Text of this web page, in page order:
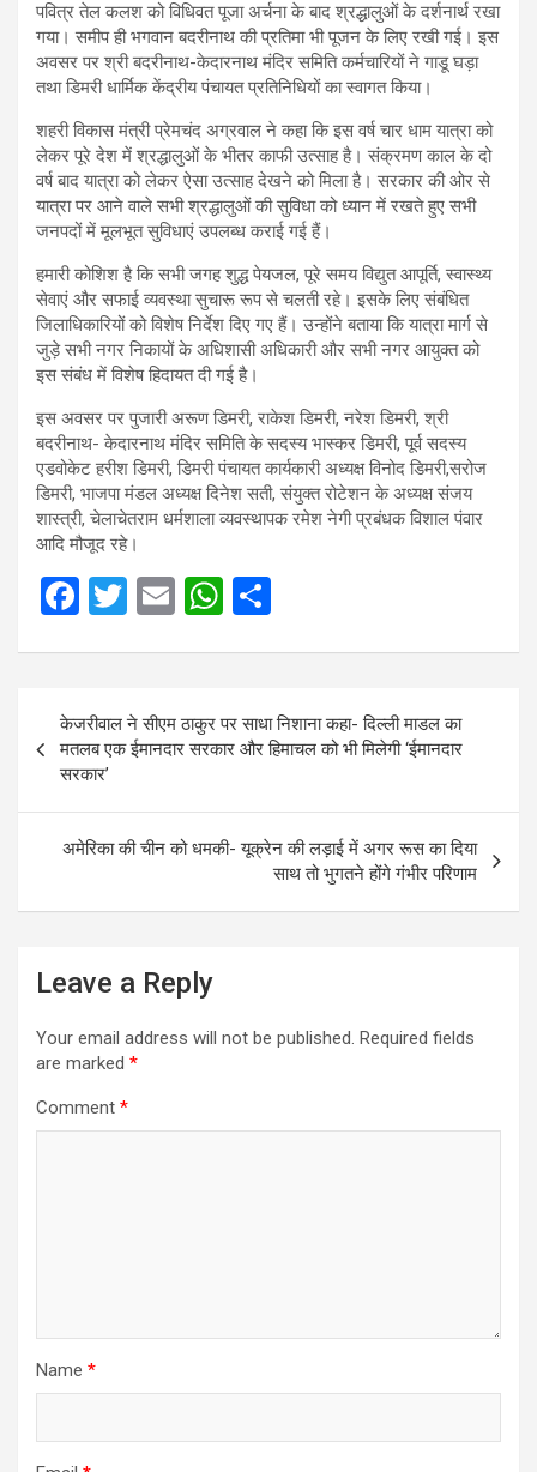
पवित्र तेल कलश को विधिवत पूजा अर्चना के बाद श्रद्धालुओं के दर्शनार्थ रखा
गया। समीप ही भगवान बदरीनाथ की प्रतिमा भी पूजन के लिए रखी गई। इस
अवसर पर श्री बदरीनाथ-केदारनाथ मंदिर समिति कर्मचारियों ने गाडू घड़ा
तथा डिमरी धार्मिक केंद्रीय पंचायत प्रतिनिधियों का स्वागत किया।
शहरी विकास मंत्री प्रेमचंद अग्रवाल ने कहा कि इस वर्ष चार धाम यात्रा को
लेकर पूरे देश में श्रद्धालुओं के भीतर काफी उत्साह है। संक्रमण काल के दो
वर्ष बाद यात्रा को लेकर ऐसा उत्साह देखने को मिला है। सरकार की ओर से
यात्रा पर आने वाले सभी श्रद्धालुओं की सुविधा को ध्यान में रखते हुए सभी
जनपदों में मूलभूत सुविधाएं उपलब्ध कराई गई हैं।
हमारी कोशिश है कि सभी जगह शुद्ध पेयजल, पूरे समय विद्युत आपूर्ति, स्वास्थ्य
सेवाएं और सफाई व्यवस्था सुचारू रूप से चलती रहे। इसके लिए संबंधित
जिलाधिकारियों को विशेष निर्देश दिए गए हैं। उन्होंने बताया कि यात्रा मार्ग से
जुड़े सभी नगर निकायों के अधिशासी अधिकारी और सभी नगर आयुक्त को
इस संबंध में विशेष हिदायत दी गई है।
इस अवसर पर पुजारी अरूण डिमरी, राकेश डिमरी, नरेश डिमरी, श्री
बदरीनाथ- केदारनाथ मंदिर समिति के सदस्य भास्कर डिमरी, पूर्व सदस्य
एडवोकेट हरीश डिमरी, डिमरी पंचायत कार्यकारी अध्यक्ष विनोद डिमरी,सरोज
डिमरी, भाजपा मंडल अध्यक्ष दिनेश सती, संयुक्त रोटेशन के अध्यक्ष संजय
शास्त्री, चेलाचेतराम धर्मशाला व्यवस्थापक रमेश नेगी प्रबंधक विशाल पंवार
आदि मौजूद रहे।
F
b
o
o
k
T
er
E
W
s
A
p
e
Post
navigation
केजरीवाल ने सीएम ठाकुर पर साधा निशाना कहा- दिल्ली माडल का
मतलब एक ईमानदार सरकार और हिमाचल को भी मिलेगी ‘ईमानदार
सरकार’
अमेरिका की चीन को धमकी- यूक्रेन की लड़ाई में अगर रूस का दिया
साथ तो भुगतने होंगे गंभीर परिणाम
Leave a Reply
Your email address will not be published. Required fields
are marked *
Comment *
Name *